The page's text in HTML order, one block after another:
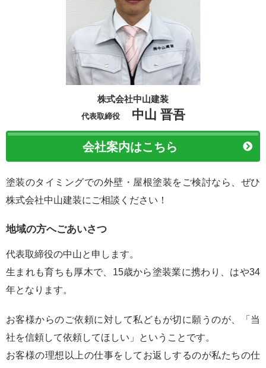
株式会社中山建装
代表取締役 中山 晋吾
会社案内はこちら
塗装のタイミングでの外壁・屋根塗装をご検討なら、ぜひ
株式会社中山建装にご相談ください！
地域の方へごあいさつ
代表取締役の中山と申します。
生まれも育ちも厚木で、15歳から塗装業に携わり、はや34
年となります。
お客様からのご依頼に対して私どもが切に願うのが、「当
社を信頼して依頼してほしい」ということです。
お客様の理想以上の仕事をしてお返しするのが私たちの仕